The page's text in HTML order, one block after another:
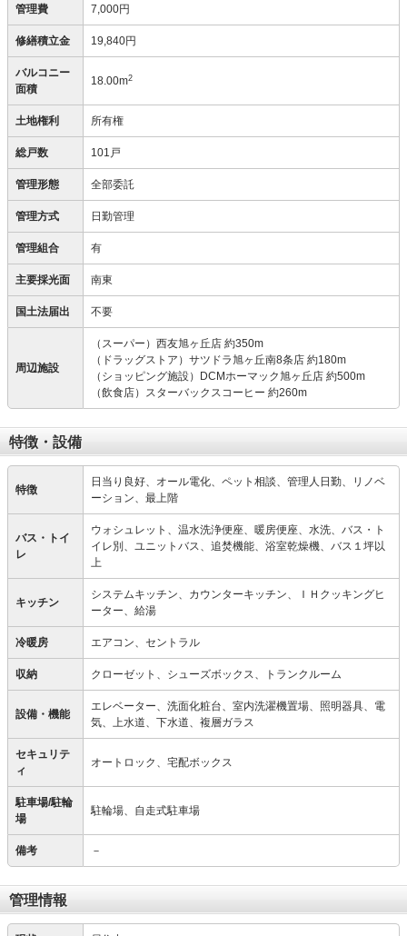
管理費 7,000円
修繕積立金 19,840円
バルコニー
面積
18.00m2
土地権利 所有権
総戸数 101戸
管理形態 全部委託
管理方式 日勤管理
管理組合 有
主要採光面 南東
国土法届出 不要
周辺施設
（スーパー）西友旭ヶ丘店 約350m
（ドラッグストア）サツドラ旭ヶ丘南8条店 約180m
（ショッピング施設）DCMホーマック旭ヶ丘店 約500m
（飲食店）スターバックスコーヒー 約260m
特徴・設備
特徴
日当り良好、オール電化、ペット相談、管理人日勤、リノベ
ーション、最上階
バス・トイ
レ
ウォシュレット、温水洗浄便座、暖房便座、水洗、バス・ト
イレ別、ユニットバス、追焚機能、浴室乾燥機、バス１坪以
上
キッチン
システムキッチン、カウンターキッチン、ＩＨクッキングヒ
ーター、給湯
冷暖房 エアコン、セントラル
収納 クローゼット、シューズボックス、トランクルーム
設備・機能
エレベーター、洗面化粧台、室内洗濯機置場、照明器具、電
気、上水道、下水道、複層ガラス
セキュリテ
ィ
オートロック、宅配ボックス
駐車場/駐輪
場
駐輪場、自走式駐車場
備考 －
管理情報